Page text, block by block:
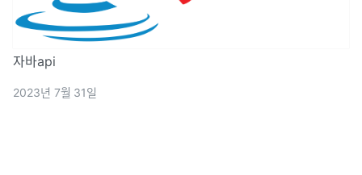
자바api
2023년 7월 31일